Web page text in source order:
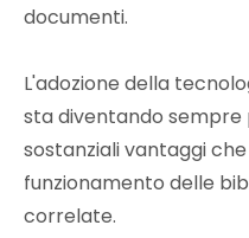
documenti.
L'adozione della
sta diventando sempre
sostanziali vantaggi
funzionamento delle
correlate.